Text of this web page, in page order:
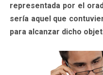
representada por el
sería aquel que
para alcanzar dicho